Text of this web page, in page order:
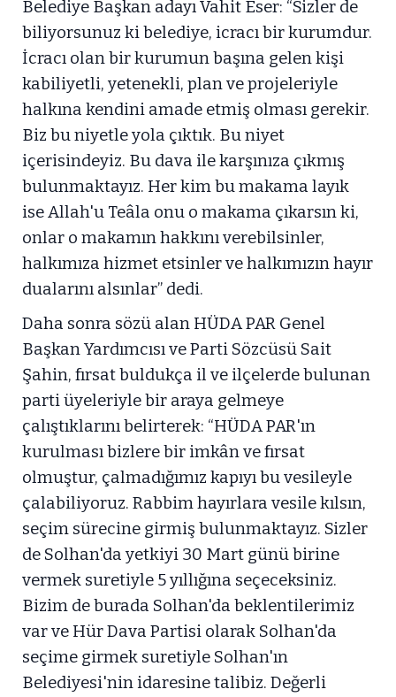
Belediye Başkan adayı Vahit Eser: “Sizler de
biliyorsunuz ki belediye, icracı bir kurumdur.
İcracı olan bir kurumun başına gelen kişi
kabiliyetli, yetenekli, plan ve projeleriyle
halkına kendini amade etmiş olması gerekir.
Biz bu niyetle yola çıktık. Bu niyet
içerisindeyiz. Bu dava ile karşınıza çıkmış
bulunmaktayız. Her kim bu makama layık
ise Allah'u Teâla onu o makama çıkarsın ki,
onlar o makamın hakkını verebilsinler,
halkımıza hizmet etsinler ve halkımızın hayır
dualarını alsınlar” dedi.
Daha sonra sözü alan HÜDA PAR Genel
Başkan Yardımcısı ve Parti Sözcüsü Sait
Şahin, fırsat buldukça il ve ilçelerde bulunan
parti üyeleriyle bir araya gelmeye
çalıştıklarını belirterek: “HÜDA PAR'ın
kurulması bizlere bir imkân ve fırsat
olmuştur, çalmadığımız kapıyı bu vesileyle
çalabiliyoruz. Rabbim hayırlara vesile kılsın,
seçim sürecine girmiş bulunmaktayız. Sizler
de Solhan'da yetkiyi 30 Mart günü birine
vermek suretiyle 5 yıllığına seçeceksiniz.
Bizim de burada Solhan'da beklentilerimiz
var ve Hür Dava Partisi olarak Solhan'da
seçime girmek suretiyle Solhan'ın
Belediyesi'nin idaresine talibiz. Değerli